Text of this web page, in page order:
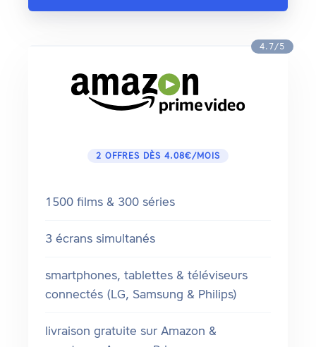
4.7/5
2 OFFRES DÈS 4.08€/MOIS
1500 films & 300 séries
3 écrans simultanés
smartphones, tablettes & téléviseurs
connectés (LG, Samsung & Philips)
livraison gratuite sur Amazon &